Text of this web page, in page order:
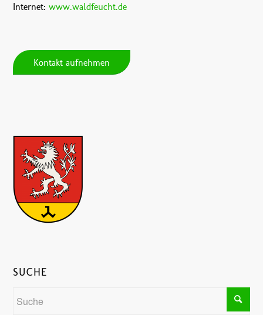
Internet:www.waldfeucht.de
Kontakt aufnehmen
SUCHE